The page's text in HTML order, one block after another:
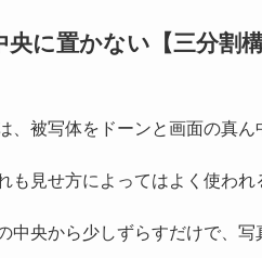
央に置かない【三分割構
、被写体をドーンと画面の真
も見せ方によってはよく使わ
中央から少しずらすだけで、